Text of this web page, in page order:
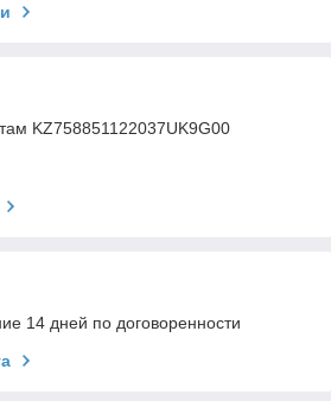
KZ758851122037UK9G00
14 дней по договоренности